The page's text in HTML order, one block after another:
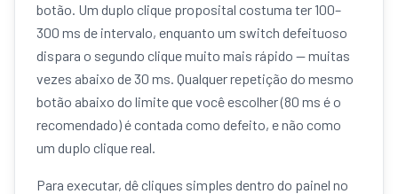
botão. Um duplo clique proposital costuma ter 100–
300 ms de intervalo, enquanto um switch defeituoso
dispara o segundo clique muito mais rápido — muitas
vezes abaixo de 30 ms. Qualquer repetição do mesmo
botão abaixo do limite que você escolher (80 ms é o
recomendado) é contada como defeito, e não como
um duplo clique real.
Para executar, dê cliques simples dentro do painel no